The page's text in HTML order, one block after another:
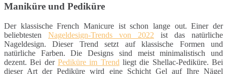
Maniküre und Pediküre
Der klassische French Manicure ist schon lange out. Einer der
beliebtesten Nageldesign-Trends von 2022 ist das natürliche
Nageldesign. Dieser Trend setzt auf klassische Formen und
natürliche Farben. Die Designs sind meist minimalistisch und
dezent. Bei der Pediküre im Trend liegt die Shellac-Pediküre. Bei
dieser Art der Pediküre wird eine Schicht Gel auf Ihre Nägel